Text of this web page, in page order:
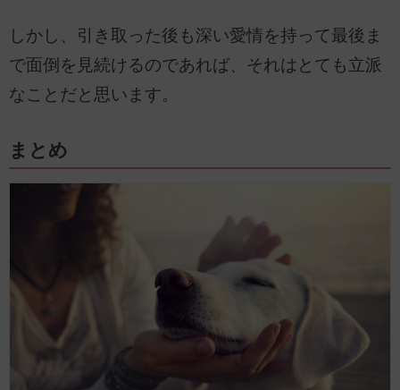
しかし、引き取った後も深い愛情を持って最後ま
で面倒を見続けるのであれば、それはとても立派
なことだと思います。
まとめ